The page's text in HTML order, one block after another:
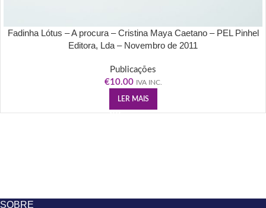
Fadinha Lótus – A procura – Cristina Maya Caetano – PEL Pinhel
Editora, Lda – Novembro de 2011
Publicações
€10.00 IVA INC.
LER MAIS
SOBRE